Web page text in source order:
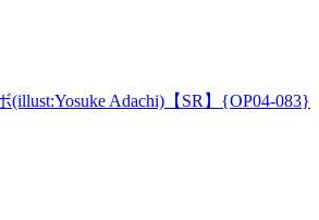
(illust:Yosuke Adachi)【SR】{OP04-083}